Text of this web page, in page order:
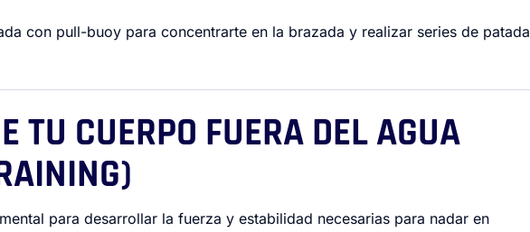
con pull-buoy para concentrarte en la brazada y realizar series de patada
TU CUERPO FUERA DEL AGUA
para desarrollar la fuerza y estabilidad necesarias para nadar en